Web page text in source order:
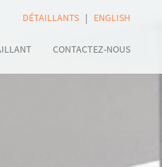
DÉTAILLANTS | ENGLISH
CONTACTEZ-NOUS